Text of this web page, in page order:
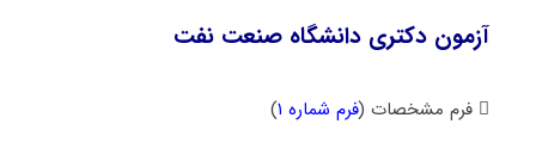
آزمون دکتری دانشگاه صنعت نفت
 فرم مشخصات ( فرم شماره ۱ )